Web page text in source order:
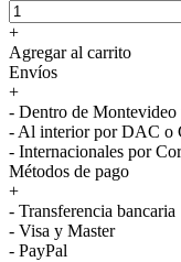
+
Agregar al carrito
Envíos
+
- Dentro de Montevideo
- Al interior por DAC o
- Internacionales por
Métodos de pago
+
- Transferencia bancaria
- Visa y Master
- PayPal